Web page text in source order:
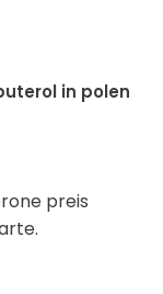
in polen
preis